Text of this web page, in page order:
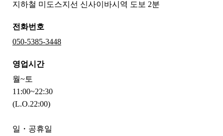
지하철 미도스지선 신사이바시역 도보 2분
전화번호
050-5385-3448
영업시간
월~토
11:00~22:30
(L.O.22:00)
일・공휴일